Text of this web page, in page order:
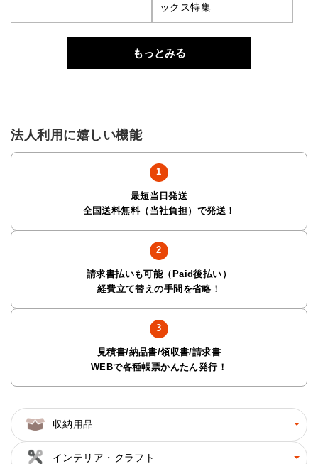
ックス特集
もっとみる
法人利用に嬉しい機能
最短当日発送
全国送料無料（当社負担）で発送！
請求書払いも可能（Paid後払い）
経費立て替えの手間を省略！
見積書/納品書/領収書/請求書
WEBで各種帳票かんたん発行！
収納用品
インテリア・クラフト